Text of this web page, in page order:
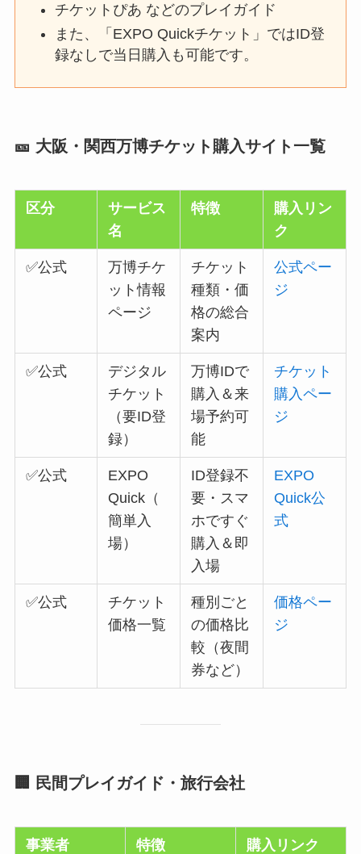
チケットぴあ などのプレイガイド
また、「EXPO Quickチケット」ではID登
録なしで当日購入も可能です。
🎫 大阪・関西万博チケット購入サイト一覧
区分
サービス
名
特徴
購入リン
ク
✅公式
万博チケ
ット情報
ページ
チケット
種類・価
格の総合
案内
公式ペー
ジ
✅公式
デジタル
チケット
（要ID登
録）
万博IDで
購入＆来
場予約可
能
チケット
購入ペー
ジ
✅公式
EXPO
Quick（
簡単入
場）
ID登録不
要・スマ
ホですぐ
購入＆即
入場
EXPO
Quick公
式
✅公式
チケット
価格一覧
種別ごと
の価格比
較（夜間
券など）
価格ペー
ジ
🏢 民間プレイガイド・旅行会社
事業者 特徴 購入リンク